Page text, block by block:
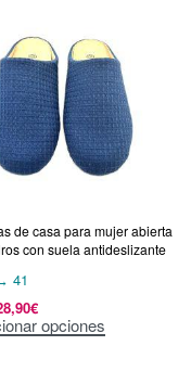
de casa para mujer abierta
con suela antideslizante
41
€
opciones